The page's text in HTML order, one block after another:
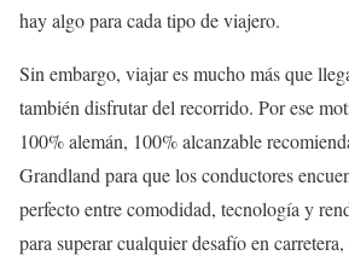
hay algo para cada tipo de viajero.
Sin embargo, viajar es mucho más que
también disfrutar del recorrido. Por ese
100% alemán, 100% alcanzable
Grandland para que los conductores
perfecto entre comodidad, tecnología y
para superar cualquier desafío en